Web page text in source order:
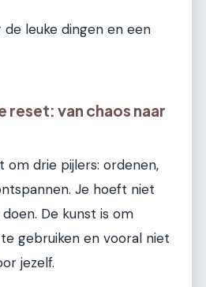
leuke dingen en een
reset: van chaos naar
om drie pijlers: ordenen,
Je hoeft niet
De kunst is om
gebruiken en vooral niet
jezelf.